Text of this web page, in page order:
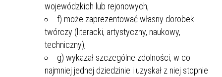
wojewódzkich lub rejonowych,
f) może zaprezentować własny dorobek
twórczy (literacki, artystyczny, naukowy,
techniczny),
g) wykazał szczególne zdolności, w co
najmniej jednej dziedzinie i uzyskał z niej stopnie